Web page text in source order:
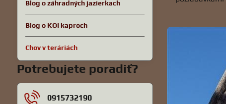
Blog o záhradných jazierkach
Blog o KOI kaproch
Chov v teráriách
Potrebujete poradiť?
0915732190